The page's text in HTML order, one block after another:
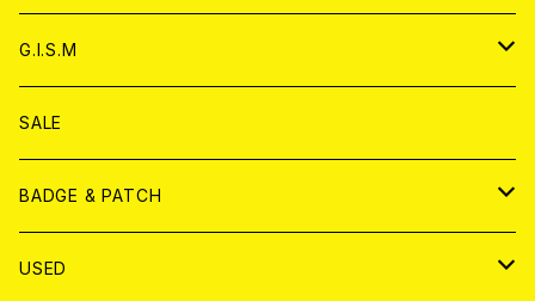
ANALOG
ANALOG
CD
ANALOG
アナログ
DVD
T-shirt & WEAR
G.I.S.M
CD
ANALOG
T-SHIRT & WEAR
SALE
BADGE & PATCH
BADGE
USED